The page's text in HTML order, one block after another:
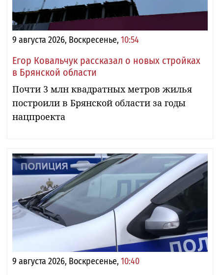
9 августа 2026, Воскресенье, 10:54
Егор Ковальчук рассказал о новых стройках
в Брянской области
Почти 3 млн квадратных метров жилья
построили в Брянской области за годы
нацпроекта
9 августа 2026, Воскресенье, 10:40